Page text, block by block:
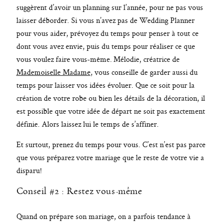
suggèrent d’avoir un planning sur l’année, pour ne pas vous
laisser déborder. Si vous n’avez pas de Wedding Planner
pour vous aider, prévoyez du temps pour penser à tout ce
dont vous avez envie, puis du temps pour réaliser ce que
vous voulez faire vous-même. Mélodie, créatrice de
Mademoiselle Madame, vous conseille de garder aussi du
temps pour laisser vos idées évoluer. Que ce soit pour la
création de votre robe ou bien les détails de la décoration, il
est possible que votre idée de départ ne soit pas exactement
définie. Alors laissez lui le temps de s’affiner.
Et surtout, prenez du temps pour vous. C’est n’est pas parce
que vous préparez votre mariage que le reste de votre vie a
disparu!
Conseil #2 : Restez vous-même
Quand on prépare son mariage, on a parfois tendance à